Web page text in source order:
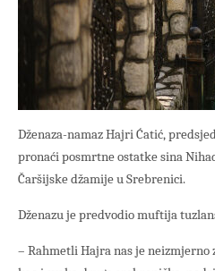
Dženaza-namaz Hajri Ćatić,
pronaći posmrtne ostatke sina
Čaršijske džamije u Srebrenici.
Dženazu je predvodio muftija
– Rahmetli Hajra nas je neizmjerno